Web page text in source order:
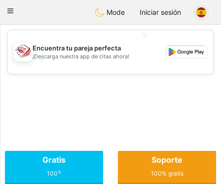
StatesDating
Toggle
Mode Iniciar sesión
💖
💕
Encuentra tu pareja perfecta
¡Descarga nuestra app de citas ahora!
Gratis
100%
Soporte
100% gratis